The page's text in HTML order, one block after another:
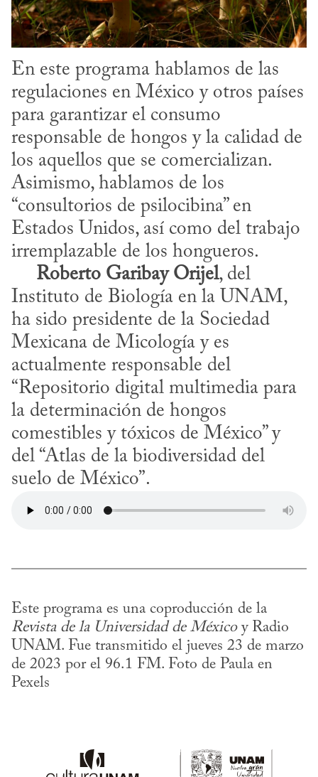
En este programa hablamos de las
regulaciones en México y otros países
para garantizar el consumo
responsable de hongos y la calidad de
los aquellos que se comercializan.
Asimismo, hablamos de los
“consultorios de psilocibina” en
Estados Unidos, así como del trabajo
irremplazable de los hongueros.
Roberto Garibay Orijel, del
Instituto de Biología en la UNAM,
ha sido presidente de la Sociedad
Mexicana de Micología y es
actualmente responsable del
“Repositorio digital multimedia para
la determinación de hongos
comestibles y tóxicos de México” y
del “Atlas de la biodiversidad del
suelo de México”.
Revista de la Universidad de México y Radio
UNAM. Fue transmitido el jueves 23 de marzo
de 2023 por el 96.1 FM. Foto de Paula en
Pexels